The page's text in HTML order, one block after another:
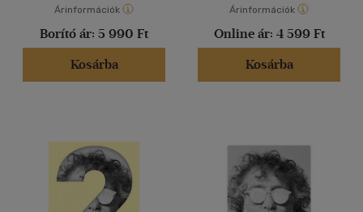
Árinformációk
Borító ár: 5 990 Ft
Kosárba
Árinformációk
Online ár: 4 599 Ft
Kosárba